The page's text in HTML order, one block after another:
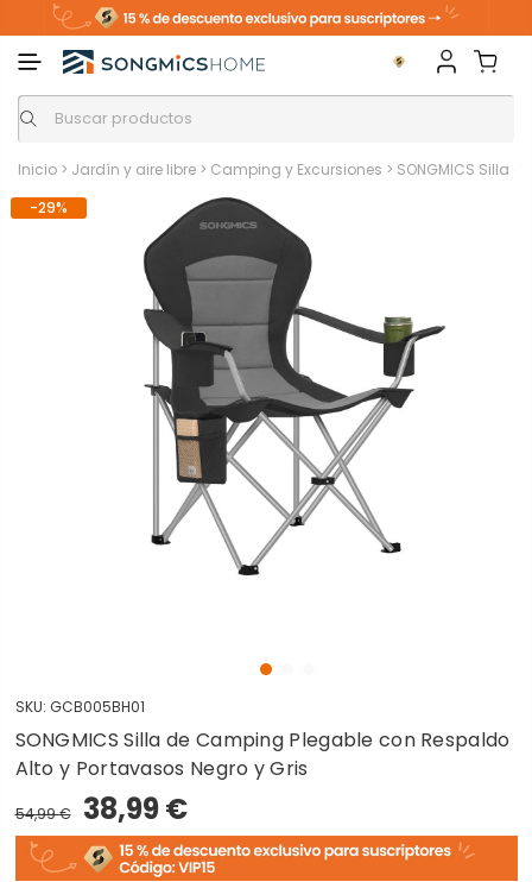
Inicio > Jardín y aire libre > Camping y Excursiones > SONGMICS Silla
-29%
SKU: GCB005BH01
SONGMICS Silla de Camping Plegable con Respaldo
Alto y Portavasos Negro y Gris
54,99 € 38,99 €